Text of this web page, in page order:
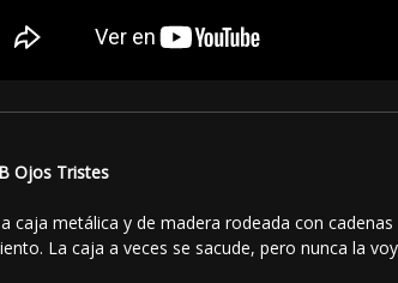
Ojos Tristes
caja metálica y de madera rodeada con
La caja a veces se sacude, pero nunca la